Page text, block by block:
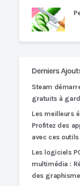
Derniers
Steam
gratuits à
Les meilleurs
Profitez des
avec ces
Les logiciels
multimédia :
des